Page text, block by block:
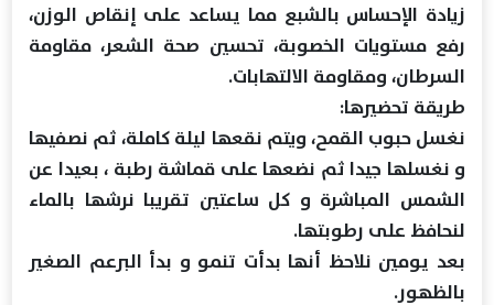
زيادة الإحساس بالشبع مما يساعد على إنقاص الوزن،
رفع مستويات الخصوبة، تحسين صحة الشعر، مقاومة
السرطان، ومقاومة الالتهابات.
طريقة تحضيرها:
نغسل حبوب القمح، ويتم نقعها ليلة كاملة، ثم نصفيها
و نغسلها جيدا ثم نضعها على قماشة رطبة ، بعيدا عن
الشمس المباشرة و كل ساعتين تقريبا نرشها بالماء
لنحافظ على رطوبتها.
بعد يومين نلاحظ أنها بدأت تنمو و بدأ البرعم الصغير
بالظهور.